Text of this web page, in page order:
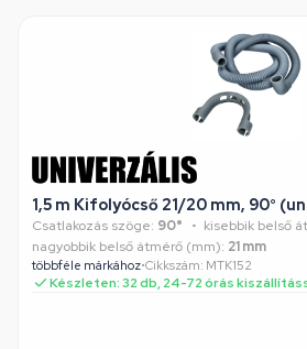
1,5 m Kifolyócső 21/20 mm, 90°
Csatlakozás szöge: 90° kisebbik belső
nagyobbik belső átmérő (mm): 21 mm
többféle márkához•Cikkszám: MTK152
Készleten: 32 db, 24-72 órás